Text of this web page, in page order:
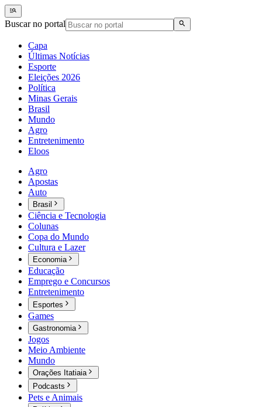
Buscar no portal
Capa
Últimas Notícias
Esporte
Eleições 2026
Política
Minas Gerais
Brasil
Mundo
Agro
Entretenimento
Eloos
Agro
Apostas
Auto
Brasil
Ciência e Tecnologia
Colunas
Copa do Mundo
Cultura e Lazer
Economia
Educação
Emprego e Concursos
Entretenimento
Esportes
Games
Gastronomia
Jogos
Meio Ambiente
Mundo
Orações Itatiaia
Podcasts
Pets e Animais